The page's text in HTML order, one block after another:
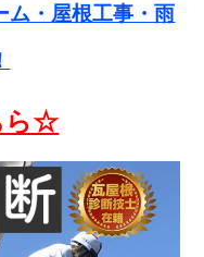
・ 屋根工事・雨
ら☆